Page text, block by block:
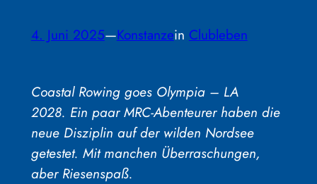
4. Juni 2025—Konstanzein Clubleben
Coastal Rowing goes Olympia – LA
2028. Ein paar MRC-Abenteurer haben die
neue Disziplin auf der wilden Nordsee
getestet. Mit manchen Überraschungen,
aber Riesenspaß.